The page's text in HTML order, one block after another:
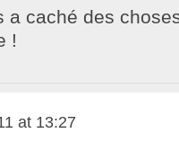
a caché des
!
at 13:27